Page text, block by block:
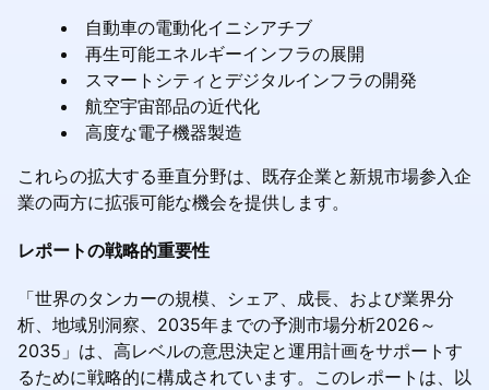
自動車の電動化イニシアチブ
再生可能エネルギーインフラの展開
スマートシティとデジタルインフラの開発
航空宇宙部品の近代化
高度な電子機器製造
これらの拡大する垂直分野は、既存企業と新規市場参入企
業の両方に拡張可能な機会を提供します。
レポートの戦略的重要性
「世界のタンカーの規模、シェア、成長、および業界分
析、地域別洞察、2035年までの予測市場分析2026～
2035」は、高レベルの意思決定と運用計画をサポートす
るために戦略的に構成されています。このレポートは、以